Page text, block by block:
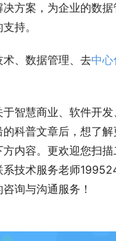
方案，为企业的数
持。
、数据管理、去中心
智慧商业、软件开
科普文章后，想了
内容。更欢迎您扫
系技术服务老师
询与沟通服务！